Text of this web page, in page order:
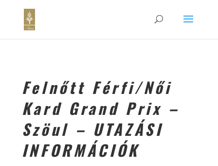
Felnőtt Férfi/Női
Kard Grand Prix –
Szöul – UTAZÁSI
INFORMÁCIÓK